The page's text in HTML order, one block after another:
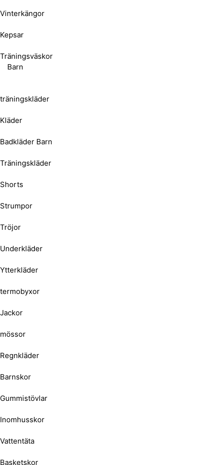
Vinterkängor
Kepsar
Träningsväskor
Barn
träningskläder
Kläder
Badkläder Barn
Träningskläder
Shorts
Strumpor
Tröjor
Underkläder
Ytterkläder
termobyxor
Jackor
mössor
Regnkläder
Barnskor
Gummistövlar
Inomhusskor
Vattentäta
Basketskor